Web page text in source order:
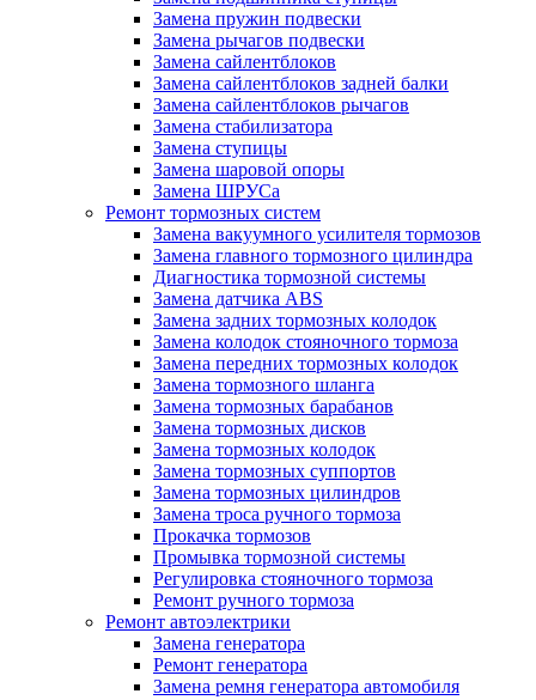
Замена пружин подвески
Замена рычагов подвески
Замена сайлентблоков
Замена сайлентблоков задней балки
Замена сайлентблоков рычагов
Замена стабилизатора
Замена ступицы
Замена шаровой опоры
Замена ШРУСа
Ремонт тормозных систем
Замена вакуумного усилителя тормозов
Замена главного тормозного цилиндра
Диагностика тормозной системы
Замена датчика ABS
Замена задних тормозных колодок
Замена колодок стояночного тормоза
Замена передних тормозных колодок
Замена тормозного шланга
Замена тормозных барабанов
Замена тормозных дисков
Замена тормозных колодок
Замена тормозных суппортов
Замена тормозных цилиндров
Замена троса ручного тормоза
Прокачка тормозов
Промывка тормозной системы
Регулировка стояночного тормоза
Ремонт ручного тормоза
Ремонт автоэлектрики
Замена генератора
Ремонт генератора
Замена ремня генератора автомобиля